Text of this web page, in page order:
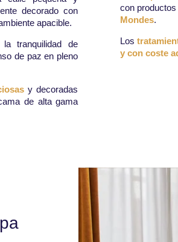
decorado con
apacible.
tranquilidad de
de paz en pleno
y decoradas
de alta gama
con productos
Mondes.
Los
y con coste